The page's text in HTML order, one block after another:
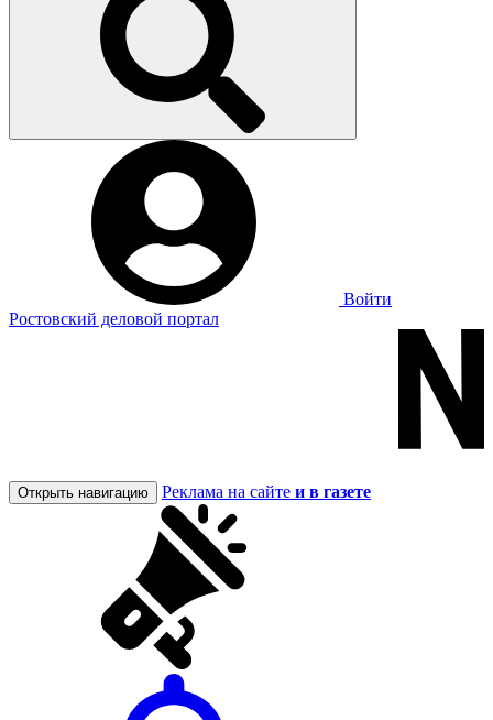
Войти
Ростовский деловой портал
Открыть навигацию Реклама на сайте и в газете